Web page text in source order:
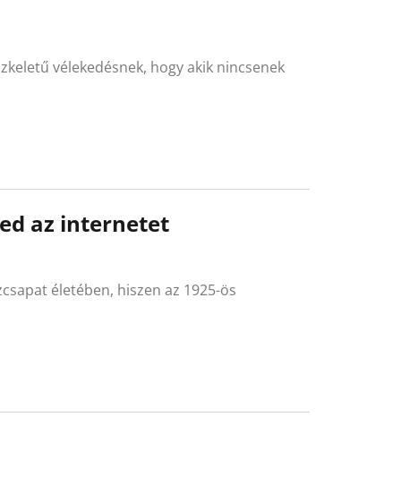
vélekedésnek, hogy akik nincsenek
az internetet
életében, hiszen az 1925-ös